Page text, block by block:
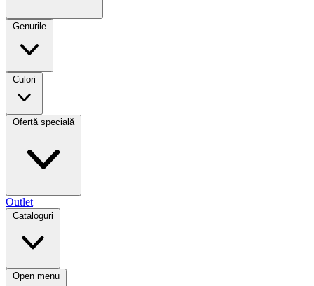
Genurile
Culori
Ofertă specială
Outlet
Cataloguri
Open menu